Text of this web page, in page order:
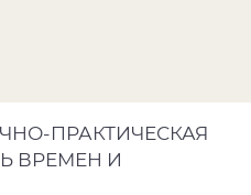
ПРАКТИЧЕСКАЯ
ВРЕМЕН И